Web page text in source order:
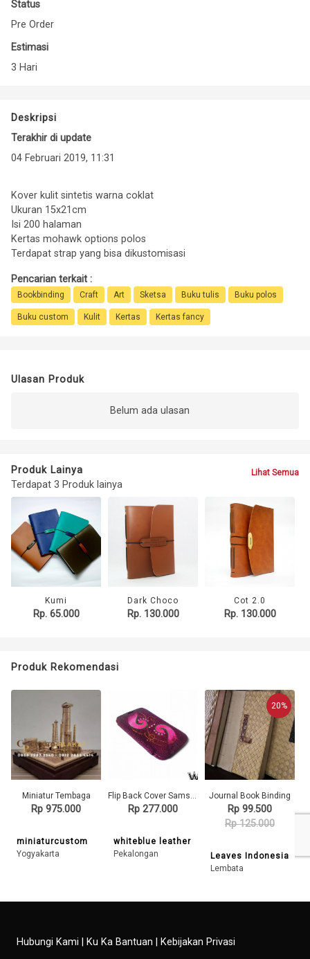
Status
Pre Order
Estimasi
3 Hari
Deskripsi
Terakhir di update
04 Februari 2019, 11:31
Kover kulit sintetis warna coklat
Ukuran 15x21cm
Isi 200 halaman
Kertas mohawk options polos
Terdapat strap yang bisa dikustomisasi
Pencarian terkait :
Bookbinding Craft Art Sketsa Buku tulis Buku polos
Buku custom Kulit Kertas Kertas fancy
Ulasan Produk
Belum ada ulasan
Produk Lainya
Terdapat 3 Produk lainya
Lihat Semua
Kumi
Rp. 65.000
Dark Choco
Rp. 130.000
Cot 2.0
Rp. 130.000
Produk Rekomendasi
Miniatur Tembaga
Rp 975.000
miniaturcustom
Yogyakarta
Rp 277.000
whiteblue leather
Pekalongan
20%
Journal Book Binding
Rp 99.500
Rp 125.000
Leaves Indonesia
Lembata
Hubungi Kami Ku Ka Bantuan Kebijakan Privasi